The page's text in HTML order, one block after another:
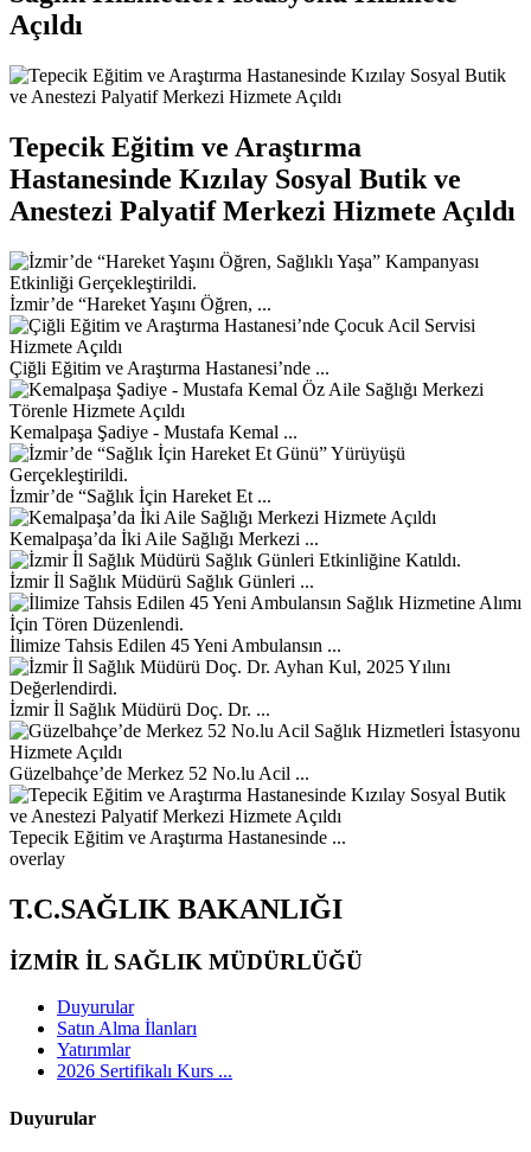
Açıldı
Tepecik Eğitim ve Araştırma
Hastanesinde Kızılay Sosyal Butik ve
Anestezi Palyatif Merkezi Hizmete Açıldı
İzmir’de “Hareket Yaşını Öğren, ...
Çiğli Eğitim ve Araştırma Hastanesi’nde ...
Kemalpaşa Şadiye - Mustafa Kemal ...
İzmir’de “Sağlık İçin Hareket Et ...
Kemalpaşa’da İki Aile Sağlığı Merkezi ...
İzmir İl Sağlık Müdürü Sağlık Günleri ...
İlimize Tahsis Edilen 45 Yeni Ambulansın ...
İzmir İl Sağlık Müdürü Doç. Dr. ...
Güzelbahçe’de Merkez 52 No.lu Acil ...
Tepecik Eğitim ve Araştırma Hastanesinde ...
overlay
T.C.SAĞLIK BAKANLIĞI
İZMİR İL SAĞLIK MÜDÜRLÜĞÜ
Duyurular
Satın Alma İlanları
Yatırımlar
2026 Sertifikalı Kurs ...
Duyurular